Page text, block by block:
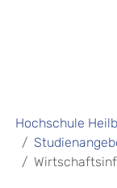
Hochschule